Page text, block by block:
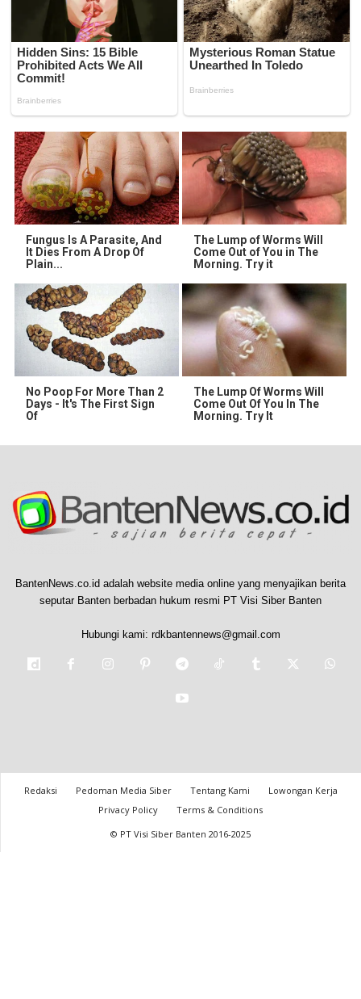
Fungus Is A Parasite, And
It Dies From A Drop Of
Plain...
The Lump of Worms Will
Come Out of You in The
Morning. Try it
No Poop For More Than 2
Days - It's The First Sign
Of
The Lump Of Worms Will
Come Out Of You In The
Morning. Try It
BantenNews.co.id adalah website media online yang menyajikan berita
seputar Banten berbadan hukum resmi PT Visi Siber Banten
Hubungi kami: rdkbantennews@gmail.com
Redaksi Pedoman Media Siber Tentang Kami
Lowongan Kerja
Privacy Policy
Terms & Conditions
© PT Visi Siber Banten 2016-2025